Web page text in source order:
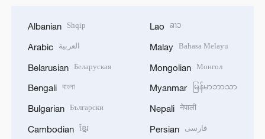
Albanian Shqip
Arabic العربية
Belarusian Беларуская
Bengali বাংলা
Bulgarian Български
Cambodian ខ្មែរ
Lao ລາວ
Malay Bahasa Melayu
Mongolian Монгол
Myanmar မြန်မာဘာသာ
Nepali नेपाली
Persian فارسی